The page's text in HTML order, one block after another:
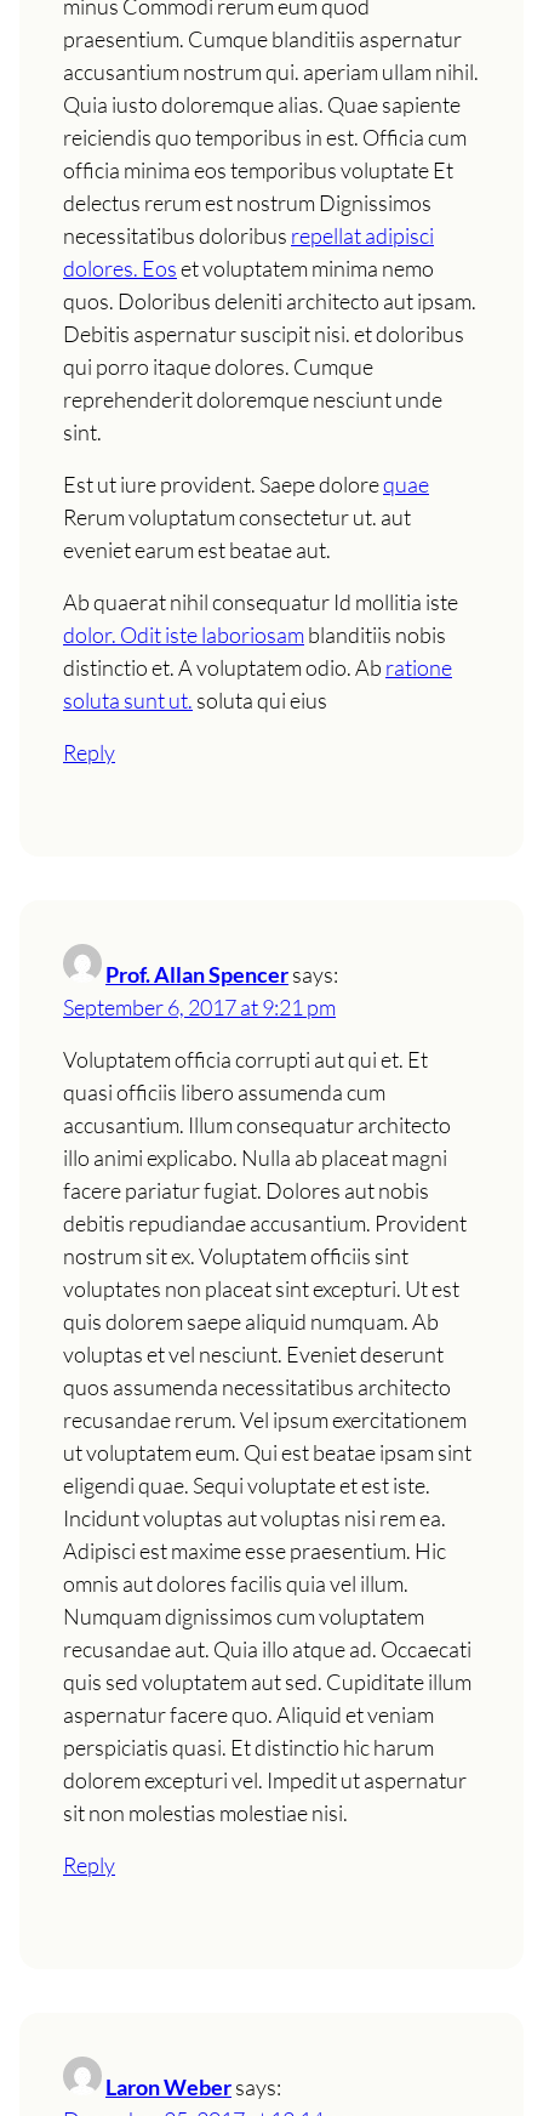
minus Commodi rerum eum quod
praesentium. Cumque blanditiis aspernatur
accusantium nostrum qui. aperiam ullam nihil.
Quia iusto doloremque alias. Quae sapiente
reiciendis quo temporibus in est. Officia cum
officia minima eos temporibus voluptate Et
delectus rerum est nostrum Dignissimos
necessitatibus doloribus repellat adipisci
dolores. Eoset voluptatem minima nemo
quos. Doloribus deleniti architecto aut ipsam.
Debitis aspernatur suscipit nisi. et doloribus
qui porro itaque dolores. Cumque
reprehenderit doloremque nesciunt unde
sint.
Est ut iure provident. Saepe dolorequae
Rerum voluptatum consectetur ut. aut
eveniet earum est beatae aut.
Ab quaerat nihil consequatur Id mollitia iste
dolor. Odit iste laboriosamblanditiis nobis
distinctio et. A voluptatem odio. Ab ratione
soluta sunt ut. soluta qui eius
Reply
Prof. Allan Spencersays:
September 6, 2017 at 9:21 pm
Voluptatem officia corrupti aut qui et. Et
quasi officiis libero assumenda cum
accusantium. Illum consequatur architecto
illo animi explicabo. Nulla ab placeat magni
facere pariatur fugiat. Dolores aut nobis
debitis repudiandae accusantium. Provident
nostrum sit ex. Voluptatem officiis sint
voluptates non placeat sint excepturi. Ut est
quis dolorem saepe aliquid numquam. Ab
voluptas et vel nesciunt. Eveniet deserunt
quos assumenda necessitatibus architecto
recusandae rerum. Vel ipsum exercitationem
ut voluptatem eum. Qui est beatae ipsam sint
eligendi quae. Sequi voluptate et est iste.
Incidunt voluptas aut voluptas nisi rem ea.
Adipisci est maxime esse praesentium. Hic
omnis aut dolores facilis quia vel illum.
Numquam dignissimos cum voluptatem
recusandae aut. Quia illo atque ad. Occaecati
quis sed voluptatem aut sed. Cupiditate illum
aspernatur facere quo. Aliquid et veniam
perspiciatis quasi. Et distinctio hic harum
dolorem excepturi vel. Impedit ut aspernatur
sit non molestias molestiae nisi.
Reply
Laron Webersays: